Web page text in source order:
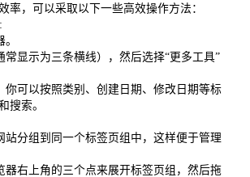
率，可以采取以下一些高效操作方法：
常显示为三条横线），然后选择“更多工具”
你可以按照类别、创建日期、修改日期等标
搜索。
站分组到同一个标签页组中，这样便于管理
器右上角的三个点来展开标签页组，然后拖